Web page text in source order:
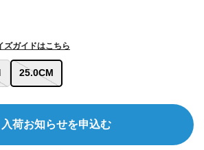
25.0CM
ズガイドはこちら
入荷お知らせを申込む